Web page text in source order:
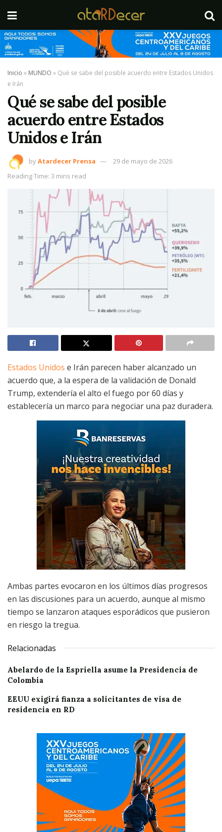
Inicio » MUNDO » Qué se sabe del posible acuerdo entre Estados Unidos
e Irán
Qué se sabe del posible
acuerdo entre Estados
Unidos e Irán
byAtardecer Prensa
29 de mayo de 2026
Reading Time: 3 mins read
Estados Unidos e Irán parecen haber alcanzado un
acuerdo que, a la espera de la validación de Donald
Trump, extendería el alto el fuego por 60 días y
establecería un marco para negociar una paz duradera.
Ambas partes evocaron en los últimos días progresos
en las discusiones para un acuerdo, aunque al mismo
tiempo se lanzaron ataques esporádicos que pusieron
en riesgo la tregua.
Relacionadas
Abelardo de la Espriella asume la Presidencia de
Colombia
EEUU exigirá fianza a solicitantes de visa de
residencia en RD